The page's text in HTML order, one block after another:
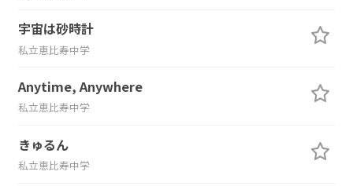
宇宙は砂時計
私立恵比寿中学
Anytime, Anywhere
私立恵比寿中学
きゅるん
私立恵比寿中学